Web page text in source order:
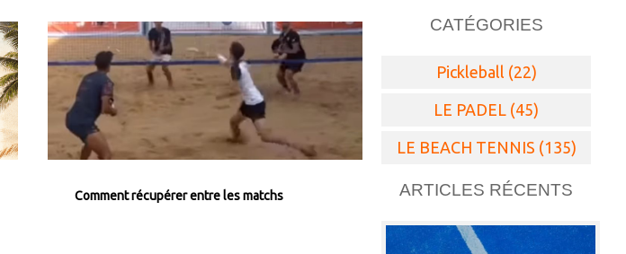
Comment récupérer entre les matchs
CATÉGORIES
Pickleball (22)
LE PADEL (45)
LE BEACH TENNIS (135)
ARTICLES RÉCENTS